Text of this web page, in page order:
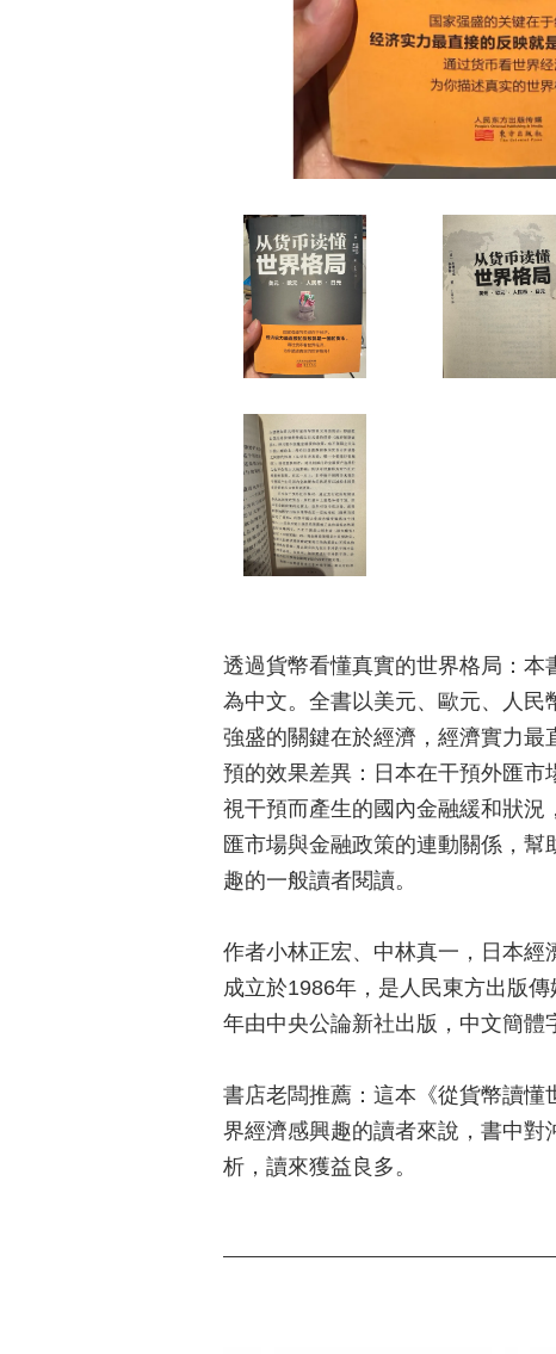
透過貨幣看懂真實的世界格局：
為中文。全書以美元、歐元、人
強盛的關鍵在於經濟，經濟實力
預的效果差異：日本在干預外匯
視干預而產生的國內金融緩和狀
匯市場與金融政策的連動關係，
趣的一般讀者閱讀。
作者小林正宏、中林真一，日本
成立於1986年，是人民東方出版
年由中央公論新社出版，中文簡體
書店老闆推薦：這本《從貨幣讀
界經濟感興趣的讀者來說，書中
析，讀來獲益良多。